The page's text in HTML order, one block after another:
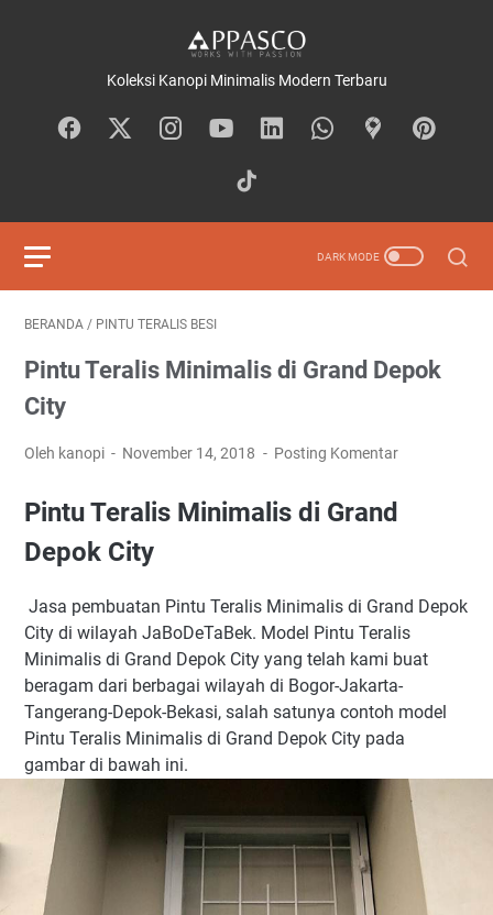
Koleksi Kanopi Minimalis Modern Terbaru
BERANDA / PINTU TERALIS BESI
Pintu Teralis Minimalis di Grand Depok
City
Oleh kanopi November 14, 2018 Posting Komentar
Pintu Teralis Minimalis di Grand
Depok City
Jasa pembuatan Pintu Teralis Minimalis di Grand Depok
City di wilayah JaBoDeTaBek. Model Pintu Teralis
Minimalis di Grand Depok City yang telah kami buat
beragam dari berbagai wilayah di Bogor-Jakarta-
Tangerang-Depok-Bekasi, salah satunya contoh model
Pintu Teralis Minimalis di Grand Depok City pada
gambar di bawah ini.